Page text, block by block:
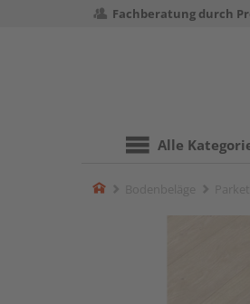
Fachberatung durch
Alle
Home